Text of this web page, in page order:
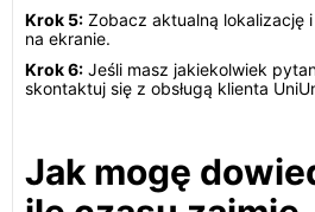
Krok 5: Zobacz aktualną lokalizację
na ekranie.
Krok 6: Jeśli masz jakiekolwiek
skontaktuj się z obsługą klienta
Jak mogę